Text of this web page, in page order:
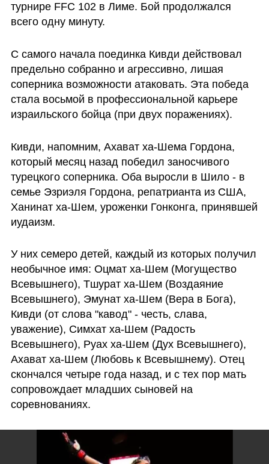
турнире FFC 102 в Лиме. Бой продолжался
всего одну минуту.
С самого начала поединка Кивди действовал
предельно собранно и агрессивно, лишая
соперника возможности атаковать. Эта победа
стала восьмой в профессиональной карьере
израильского бойца (при двух поражениях).
Кивди, напомним, Ахават ха-Шема Гордона,
который месяц назад победил заносчивого
турецкого соперника. Оба выросли в Шило - в
семье Эзриэля Гордона, репатрианта из США,
Ханинат ха-Шем, уроженки Гонконга, принявшей
иудаизм.
У них семеро детей, каждый из которых получил
необычное имя: Оцмат ха-Шем (Могущество
Всевышнего), Тшурат ха-Шем (Воздаяние
Всевышнего), Эмунат ха-Шем (Вера в Бога),
Кивди (от слова "кавод" - честь, слава,
уважение), Симхат ха-Шем (Радость
Всевышнего), Руах ха-Шем (Дух Всевышнего),
Ахават ха-Шем (Любовь к Всевышнему). Отец
скончался четыре года назад, и с тех пор мать
сопровождает младших сыновей на
соревнованиях.